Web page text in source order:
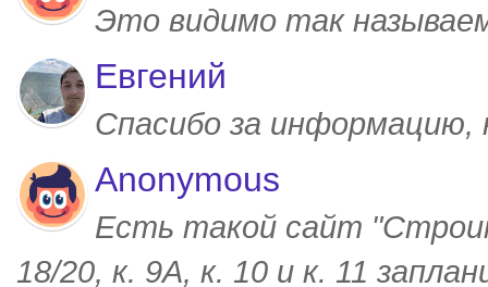
Это видимо так
Евгений
Спасибо за
Anonymous
Есть такой сайт
18/20, к. 9А, к. 10 и к. 11